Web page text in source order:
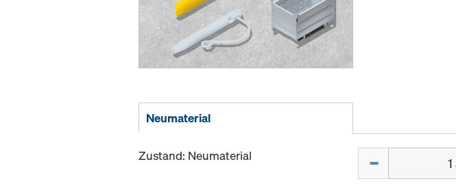
Neumaterial
Zustand: Neumaterial